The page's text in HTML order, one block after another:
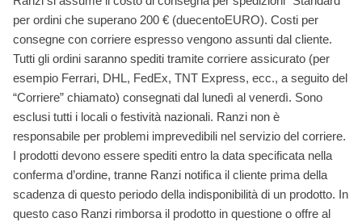
per ordini che superano 200 € (duecentoEURO). Costi per
consegne con corriere espresso vengono assunti dal cliente.
Tutti gli ordini saranno spediti tramite corriere assicurato (per
esempio Ferrari, DHL, FedEx, TNT Express, ecc., a seguito del
“Corriere” chiamato) consegnati dal lunedì al venerdì. Sono
esclusi tutti i locali o festività nazionali. Ranzi non è
responsabile per problemi imprevedibili nel servizio del corriere.
I prodotti devono essere spediti entro la data specificata nella
conferma d’ordine, tranne Ranzi notifica il cliente prima della
scadenza di questo periodo della indisponibilità di un prodotto. In
questo caso Ranzi rimborsa il prodotto in questione o offre al